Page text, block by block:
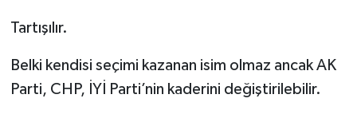
Tartışılır.
Belki kendisi seçimi kazanan isim olmaz ancak AK
Parti, CHP, İYİ Parti’nin kaderini değiştirilebilir.